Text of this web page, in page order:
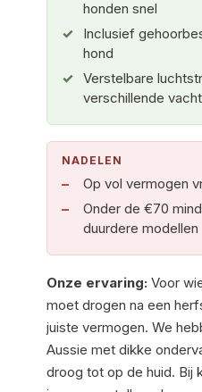
honden snel
Inclusief
hond
Verstelbare
verschillende
NADELEN
Op vol vermogen
Onder de €70
duurdere modellen
Onze ervaring: Voor
moet drogen na een
juiste vermogen. We
Aussie met dikke
droog tot op de huid. Bij